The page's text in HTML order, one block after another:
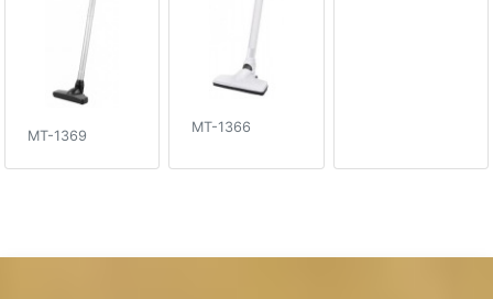
MT-1369
MT-1366